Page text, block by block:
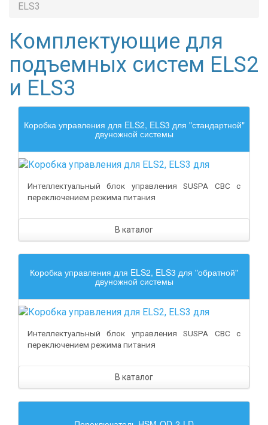
ELS3
Комплектующие для
подъемных систем ELS2
и ELS3
Коробка управления для ELS2, ELS3 для "стандартной"
двуножной системы
Интеллектуальный блок управления SUSPA CBC с
переключением режима питания
В каталог
Коробка управления для ELS2, ELS3 для "обратной"
двуножной системы
Интеллектуальный блок управления SUSPA CBC с
переключением режима питания
В каталог